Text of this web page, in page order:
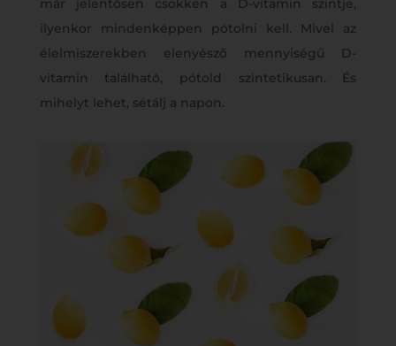
ilyenkor mindenképpen pótolni kell. Mivel az
élelmiszerekben elenyésző mennyiségű D-
vitamin található, pótold szintetikusan. És
mihelyt lehet, sétálj a napon.